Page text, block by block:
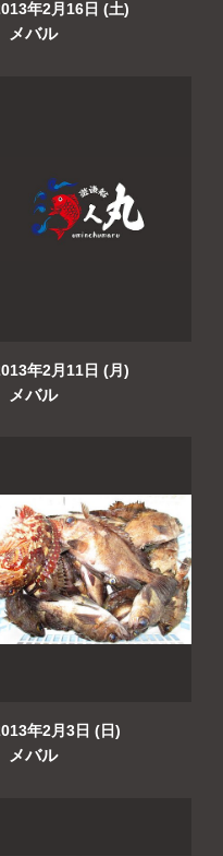
年2月16日 (土)
メバル
年2月11日 (月)
メバル
年2月3日 (日)
メバル